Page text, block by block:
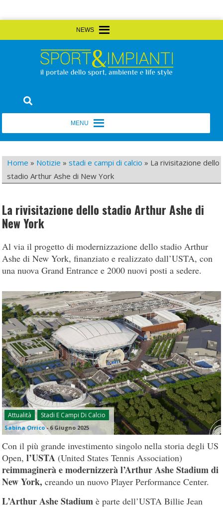
to
Sport&Impianti
Home » Notizie »stadi e campi di calcio » La rivisitazione dello
stadio Arthur Ashe di New York
La rivisitazione dello stadio Arthur Ashe di
New York
Al via il progetto di modernizzazione dello stadio Arthur
Ashe di New York, finanziato e realizzato dall’USTA, con
una nuova Grand Entrance e 2000 nuovi posti a sedere.
Attualità Stadi E Campi Di Calcio
Sabina Orrico-6 Giugno 2025
Con il più grande investimento singolo nella storia degli US
Open,l’USTA (United States Tennis Association)
reimmaginerà e modernizzerà l’Arthur Ashe Stadium di
New York, creando un nuovo Player Performance Center.
L’Arthur Ashe Stadium è parte dell’USTA Billie Jean